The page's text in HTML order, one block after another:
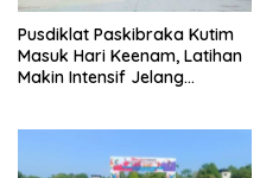
Pusdiklat Paskibraka Kutim
Masuk Hari Keenam, Latihan
Makin Intensif Jelang